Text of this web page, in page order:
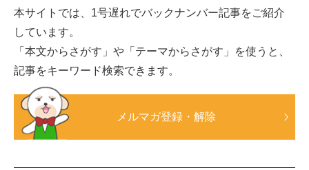
本サイトでは、1号遅れでバックナンバー記事をご紹介
しています。
「本文からさがす」や「テーマからさがす」を使うと、
記事をキーワード検索できます。
メルマガ登録・解除